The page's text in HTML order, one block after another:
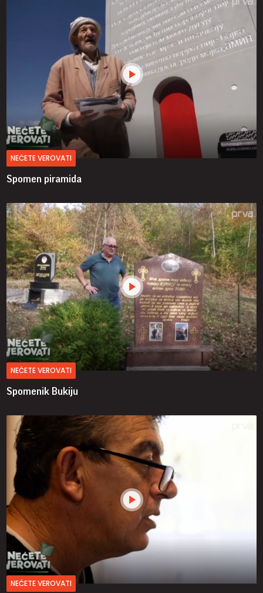
NEĆETE VEROVATI
Spomen piramida
NEĆETE VEROVATI
Spomenik Bukiju
NEĆETE VEROVATI